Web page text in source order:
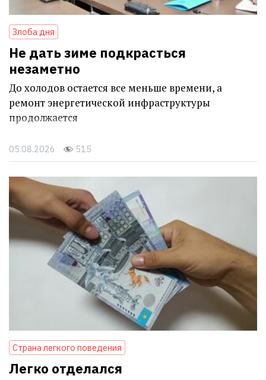
Злоба дня
Не дать зиме подкрасться
незаметно
До холодов остается все меньше времени, а
ремонт энергетической инфраструктуры
продолжается
05.08.2026 515
Страна легкого поведения
Легко отделался